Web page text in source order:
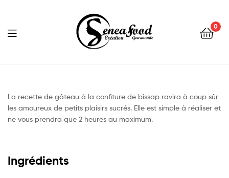
0
La recette de gâteau à la confiture de bissap ravira à coup sûr
les amoureux de petits plaisirs sucrés. Elle est simple à réaliser et
ne vous prendra que 2 heures au maximum.
Ingrédients